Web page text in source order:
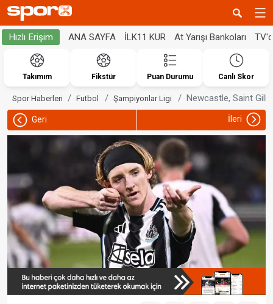
Hızlı Erişim ANA SAYFA İLK11 KUR At Yarışı Bankoları
Takımım Fikstür Puan Durumu Canlı Skor
Spor Haberleri Futbol Şampiyonlar Ligi Newcastle, Saint
Geri İleri